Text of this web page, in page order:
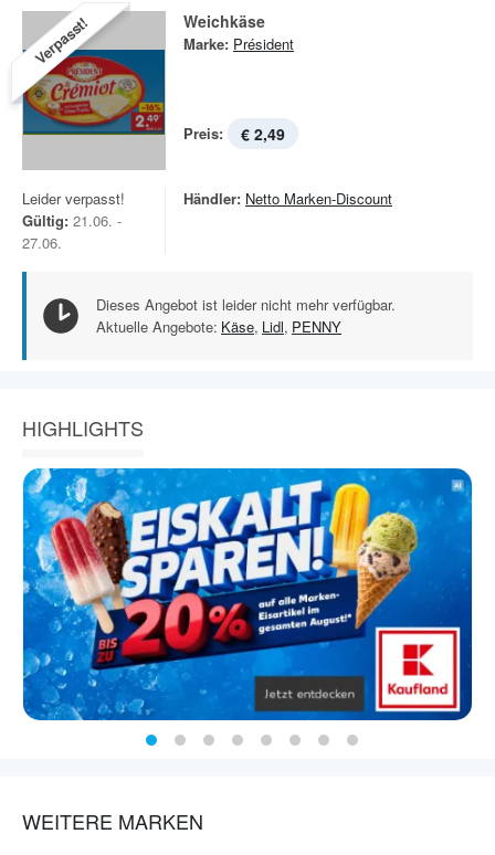
Verpasst! Weichkäse
Marke: Président
Preis: € 2,49
Leider verpasst!
Gültig: 21.06. -
27.06.
Händler: Netto Marken-Discount
Dieses Angebot ist leider nicht mehr verfügbar.
Aktuelle Angebote: Käse, Lidl, PENNY
HIGHLIGHTS
WEITERE MARKEN